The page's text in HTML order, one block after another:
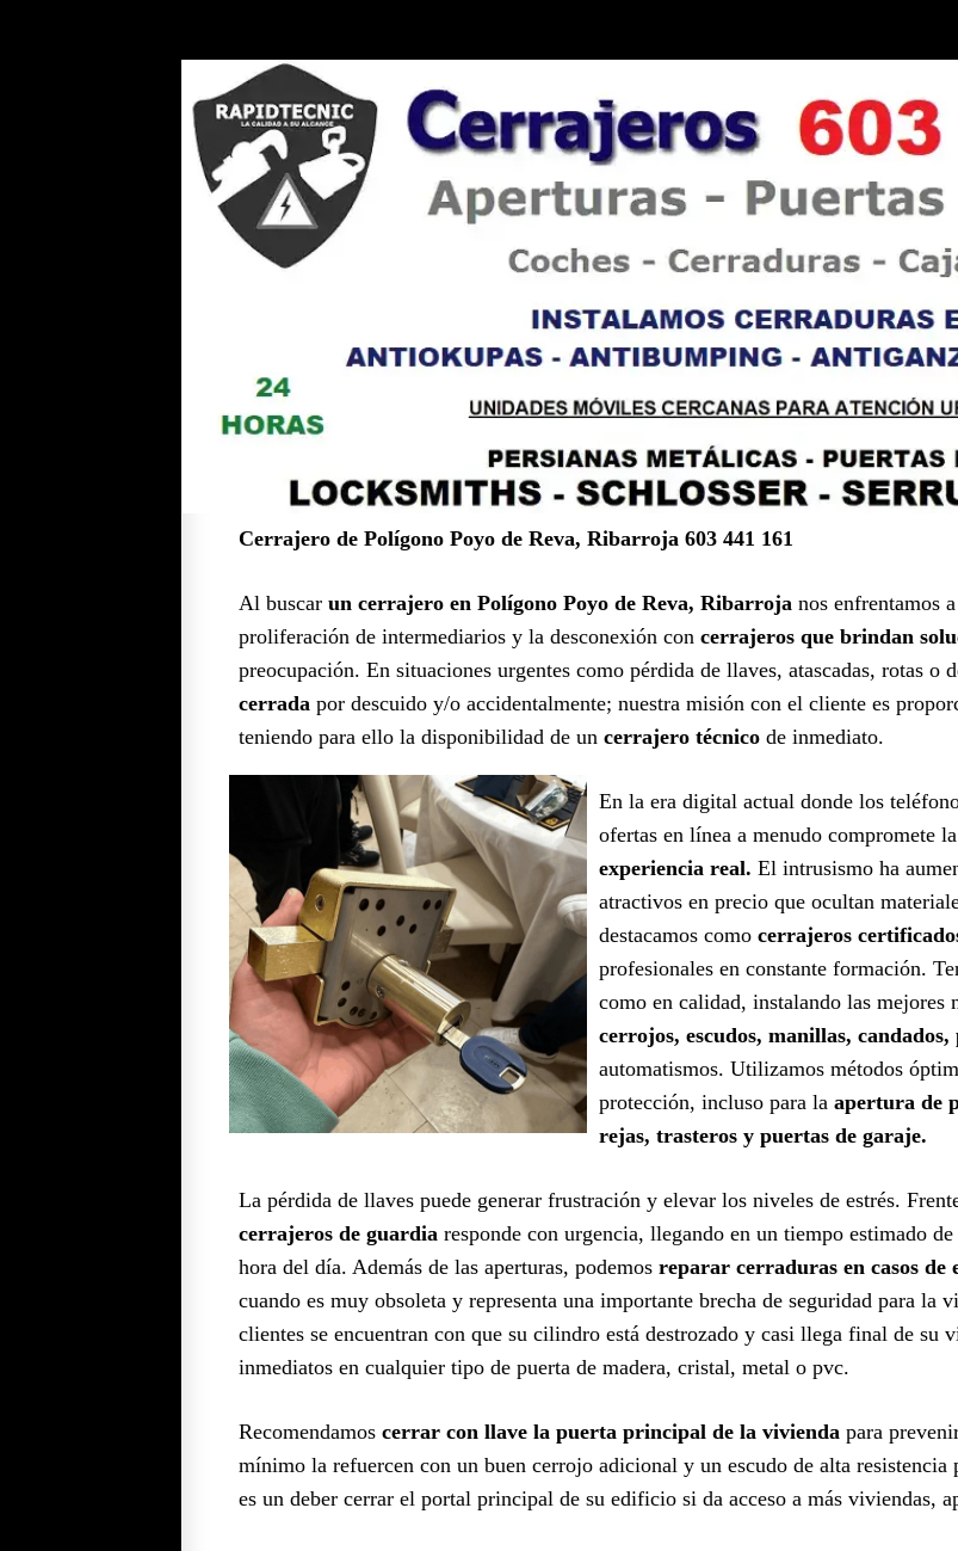
Cerrajero de Polígono Poyo de Reva, Ribarroja 603 441 161
Al buscar un cerrajero en Polígono Poyo de Reva, Ribarroja nos enfrentamos
proliferación de intermediarios y la desconexión con cerrajeros que brindan
preocupación. En situaciones urgentes como pérdida de llaves, atascadas, rotas o
cerrada por descuido y/o accidentalmente; nuestra misión con el cliente es
teniendo para ello la disponibilidad de un cerrajero técnico de inmediato.
En la era digital actual donde los
ofertas en línea a menudo compromete
experiencia real. El intrusismo ha
atractivos en precio que ocultan
destacamos como cerrajeros
profesionales en constante formación.
como en calidad, instalando las mejores
cerrojos, escudos, manillas,
automatismos. Utilizamos métodos
protección, incluso para la apertura de
rejas, trasteros y puertas de garaje.
La pérdida de llaves puede generar frustración y elevar los niveles de estrés.
cerrajeros de guardia responde con urgencia, llegando en un tiempo estimado
hora del día. Además de las aperturas, podemos reparar cerraduras en casos
cuando es muy obsoleta y representa una importante brecha de seguridad para la
clientes se encuentran con que su cilindro está destrozado y casi llega final de su
inmediatos en cualquier tipo de puerta de madera, cristal, metal o pvc.
Recomendamos cerrar con llave la puerta principal de la vivienda para
mínimo la refuercen con un buen cerrojo adicional y un escudo de alta
es un deber cerrar el portal principal de su edificio si da acceso a más viviendas,